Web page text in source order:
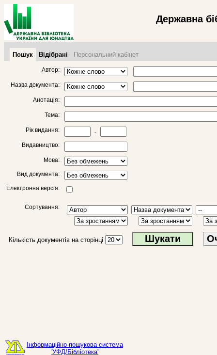
Державна
Пошук Відібрані Персональний кабінет
Автор:
Назва документа:
Анотація:
Тема:
Рік видання: -
Видавництво:
Мова:
Вид документа:
Електронна версія:
Сортування:
Кількість документів на сторінці
Інформаційно-пошукова система
'УФД/Бібліотека'